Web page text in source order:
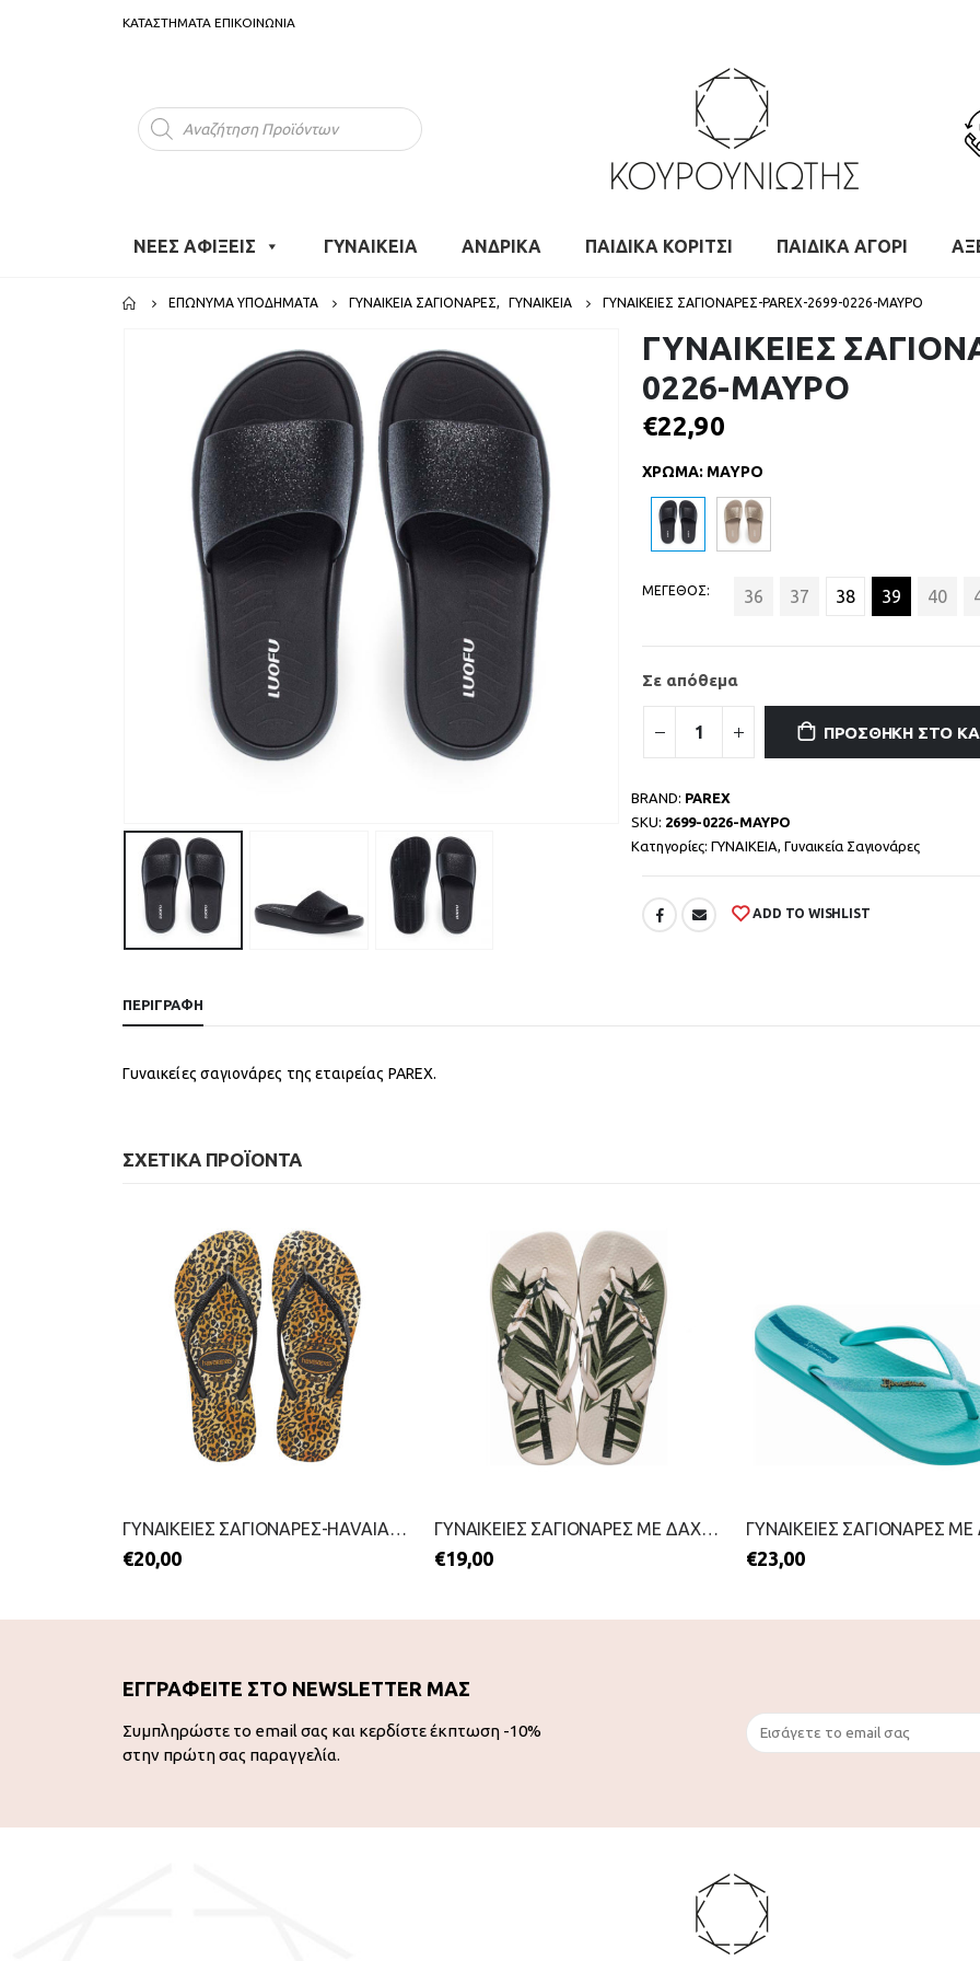
ΚΑΤΑΣΤΗΜΑΤΑ ΕΠΙΚΟΙΝΩΝΙΑ
Products
search
ΝΕΕΣ ΑΦΙΞΕΙΣ ΓΥΝΑΙΚΕΙΑ ΑΝΔΡΙΚΑ ΠΑΙΔΙΚΑ ΚΟΡΙΤΣΙ ΠΑΙΔΙΚΑ ΑΓΟΡΙ
ΕΠΏΝΥΜΑ ΥΠΟΔΉΜΑΤΑ ΓΥΝΑΙΚΕΊΑ ΣΑΓΙΟΝΆΡΕΣ, ΓΥΝΑΙΚΕΙΑ ΓΥΝΑΙΚΕΙΕΣ ΣΑΓΙΟΝΑΡΕΣ-PAREX-2699-0226-ΜΑΥΡΟ
ΓΥΝΑΙΚΕΙΕΣ
0226-ΜΑΥΡΟ
€22,90
ΧΡΩΜΑ: ΜΑΥΡΟ
ΜΕΓΕΘΟΣ 36 37 38 39 40
Σε απόθεμα
ΠΡΟΣΘΉΚΗ ΣΤΟ
BRAND: PAREX
SKU: 2699-0226-ΜΑΥΡΟ
Κατηγορίες: ΓΥΝΑΙΚΕΙΑ, Γυναικεία Σαγιονάρες
ADD TO WISHLIST
ΠΕΡΙΓΡΑΦΉ
Γυναικείες σαγιονάρες της εταιρείας PAREX.
ΣΧΕΤΙΚΆ ΠΡΟΪΌΝΤΑ
ΓΥΝΑΙΚΕΙΕΣ ΣΑΓΙΟΝΑΡΕΣ-HAVAIANAS-2199-0255-ΜΑΥΡΟ
€20,00
ΓΥΝΑΙΚΕΙΕΣ ΣΑΓΙΟΝΑΡΕΣ ΜΕ ΔΑΧΤΥΛΟ-IPANEMA-2199-0434-ΜΠΕΖ
€19,00 €23,00
ΕΓΓΡΑΦΕΙΤΕ ΣΤΟ NEWSLETTER ΜΑΣ
Συμπληρώστε το email σας και κερδίστε έκπτωση -10%
στην πρώτη σας παραγγελία.